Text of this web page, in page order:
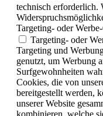
technisch erforderlich.
Targeting- oder
Targeting- oder
Targeting und
genutzt, um Werbung
Surfgewohnheiten
Cookies, die von
bereitgestellt werden,
unserer Website